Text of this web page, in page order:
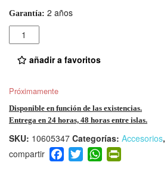
Garantía: 2 años
Cantidad
añadir a favoritos
Próximamente
Disponible en función de las existencias.
Entrega en 24 horas, 48 horas entre islas.
SKU: 10605347 Categorías: Accesorios,
F
a
T
wi
W
h